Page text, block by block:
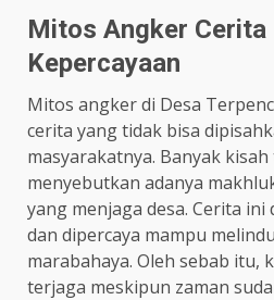
Mitos Angker Cerita
Kepercayaan
Mitos angker di Desa
cerita yang tidak bisa
masyarakatnya. Banyak
menyebutkan adanya
yang menjaga desa. Cerita ini
dan dipercaya mampu
marabahaya. Oleh sebab itu,
terjaga meskipun zaman